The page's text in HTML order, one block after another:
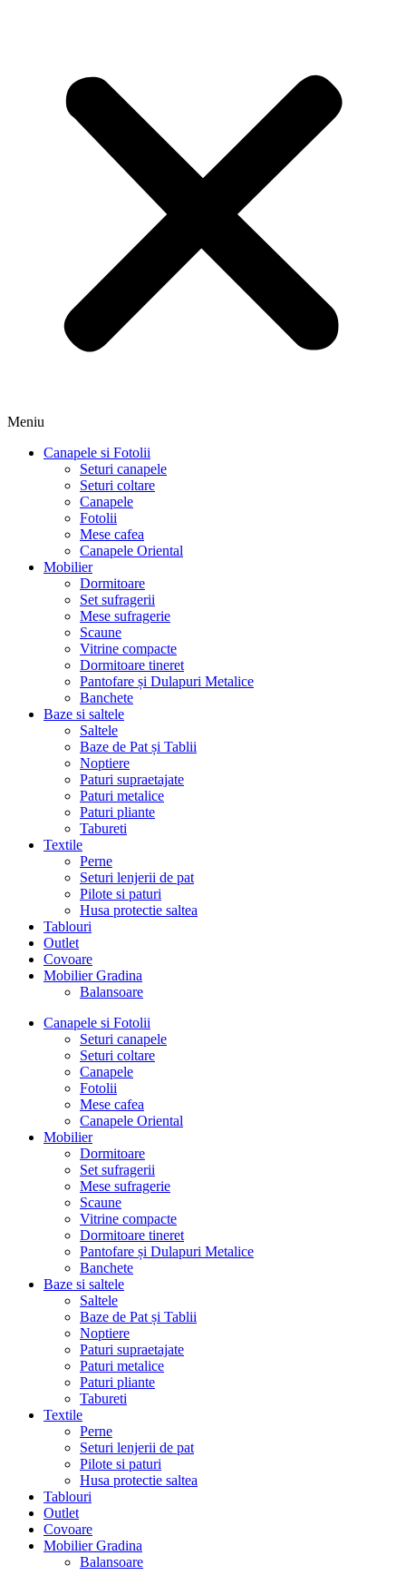
Meniu
Canapele si Fotolii
Seturi canapele
Seturi coltare
Canapele
Fotolii
Mese cafea
Canapele Oriental
Mobilier
Dormitoare
Set sufragerii
Mese sufragerie
Scaune
Vitrine compacte
Dormitoare tineret
Pantofare și Dulapuri Metalice
Banchete
Baze si saltele
Saltele
Baze de Pat și Tablii
Noptiere
Paturi supraetajate
Paturi metalice
Paturi pliante
Tabureti
Textile
Perne
Seturi lenjerii de pat
Pilote si paturi
Husa protectie saltea
Tablouri
Outlet
Covoare
Mobilier Gradina
Balansoare
Canapele si Fotolii
Seturi canapele
Seturi coltare
Canapele
Fotolii
Mese cafea
Canapele Oriental
Mobilier
Dormitoare
Set sufragerii
Mese sufragerie
Scaune
Vitrine compacte
Dormitoare tineret
Pantofare și Dulapuri Metalice
Banchete
Baze si saltele
Saltele
Baze de Pat și Tablii
Noptiere
Paturi supraetajate
Paturi metalice
Paturi pliante
Tabureti
Textile
Perne
Seturi lenjerii de pat
Pilote si paturi
Husa protectie saltea
Tablouri
Outlet
Covoare
Mobilier Gradina
Balansoare